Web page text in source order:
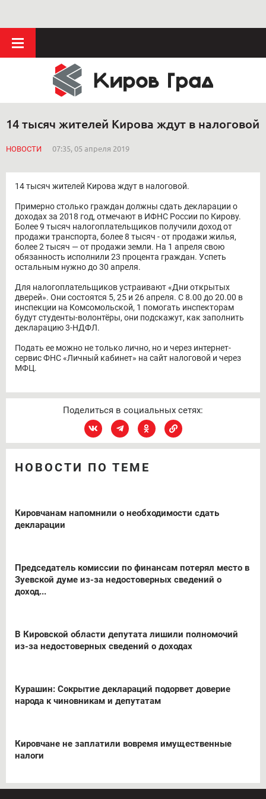
14 тысяч жителей Кирова ждут в налоговой
НОВОСТИ 07:35, 05 апреля 2019
14 тысяч жителей Кирова ждут в налоговой.
Примерно столько граждан должны сдать декларации о
доходах за 2018 год, отмечают в ИФНС России по Кирову.
Более 9 тысяч налогоплательщиков получили доход от
продажи транспорта, более 8 тысяч - от продажи жилья,
более 2 тысяч — от продажи земли. На 1 апреля свою
обязанность исполнили 23 процента граждан. Успеть
остальным нужно до 30 апреля.
Для налогоплательщиков устраивают «Дни открытых
дверей». Они состоятся 5, 25 и 26 апреля. С 8.00 до 20.00 в
инспекции на Комсомольской, 1 помогать инспекторам
будут студенты-волонтёры, они подскажут, как заполнить
декларацию 3-НДФЛ.
Подать ее можно не только лично, но и через интернет-
сервис ФНС «Личный кабинет» на сайт налоговой и через
МФЦ.
Поделиться в социальных сетях:
НОВОСТИ ПО ТЕМЕ
Кировчанам напомнили о необходимости сдать
декларации
Председатель комиссии по финансам потерял место в
Зуевской думе из-за недостоверных сведений о
доход...
В Кировской области депутата лишили полномочий
из-за недостоверных сведений о доходах
Курашин: Сокрытие деклараций подорвет доверие
народа к чиновникам и депутатам
Кировчане не заплатили вовремя имущественные
налоги